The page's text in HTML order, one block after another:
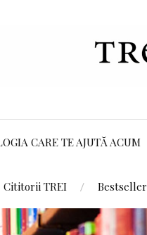
CARE TE AJUTĂ ACUM
Cititorii TREI Bestseller